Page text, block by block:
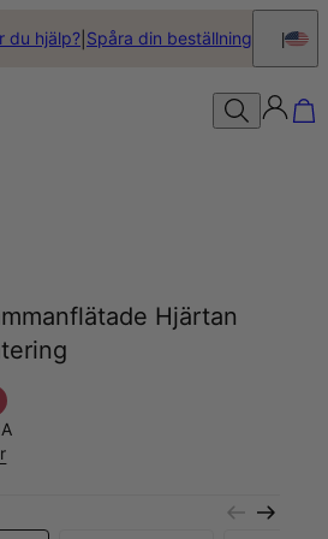
du hjälp? Spåra din beställning
Hjärtan